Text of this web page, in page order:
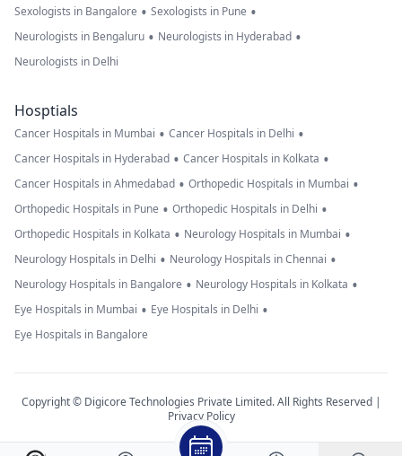
Sexologists in Bangalore • Sexologists in Pune •
Neurologists in Bengaluru • Neurologists in Hyderabad •
Neurologists in Delhi
Hosptials
Cancer Hospitals in Mumbai • Cancer Hospitals in Delhi •
Cancer Hospitals in Hyderabad • Cancer Hospitals in Kolkata •
Cancer Hospitals in Ahmedabad • Orthopedic Hospitals in Mumbai •
Orthopedic Hospitals in Pune • Orthopedic Hospitals in Delhi •
Orthopedic Hospitals in Kolkata • Neurology Hospitals in Mumbai •
Neurology Hospitals in Delhi • Neurology Hospitals in Chennai •
Neurology Hospitals in Bangalore • Neurology Hospitals in Kolkata •
Eye Hospitals in Mumbai • Eye Hospitals in Delhi •
Eye Hospitals in Bangalore
Copyright © Digicore Technologies Private Limited. All Rights Reserved |
Privacy Policy